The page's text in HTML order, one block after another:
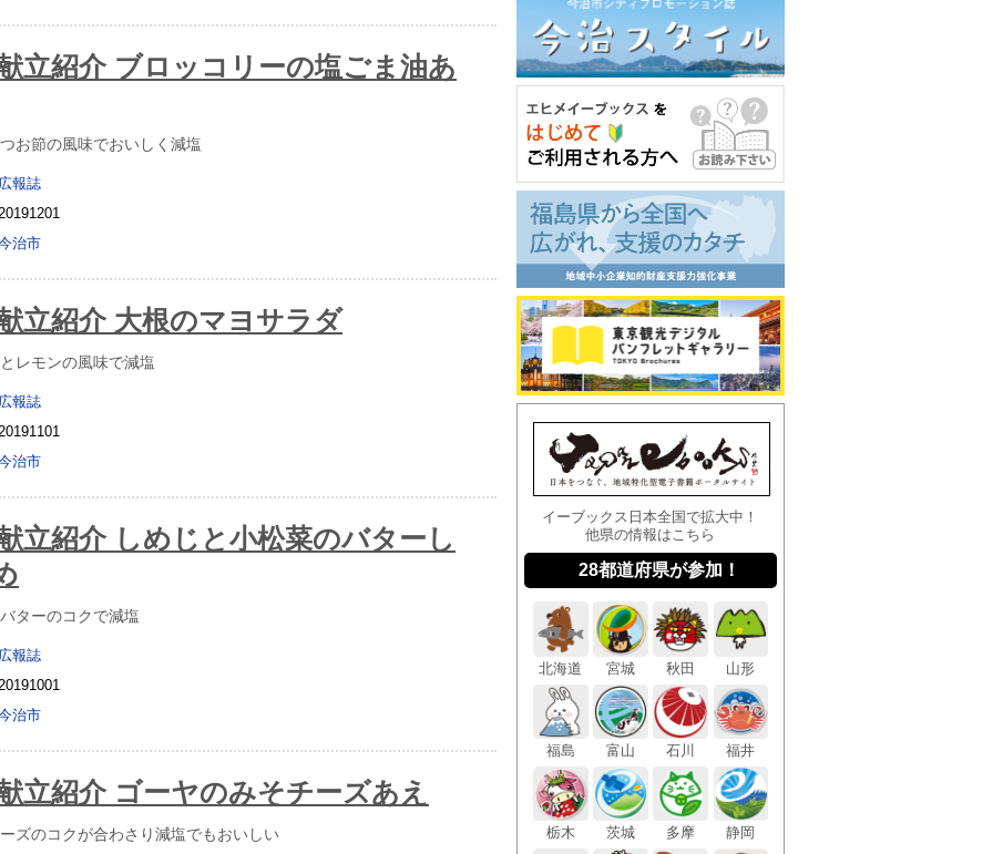
立紹介 ブロッコリーの塩ごま油あ
お節の風味でおいしく減塩
広報誌
治市
立紹介 大根のマヨサラダ
レモンの風味で減塩
広報誌
治市
立紹介 しめじと小松菜のバターし
ターのコクで減塩
広報誌
治市
立紹介 ゴーヤのみそチーズあえ
ズのコクが合わさり減塩でもおいしい
イーブックス日本全国で拡大中！
他県の情報はこちら
28都道府県が参加！
北海道 宮城 秋田 山形
福島 富山 石川 福井
栃木 茨城 多摩 静岡